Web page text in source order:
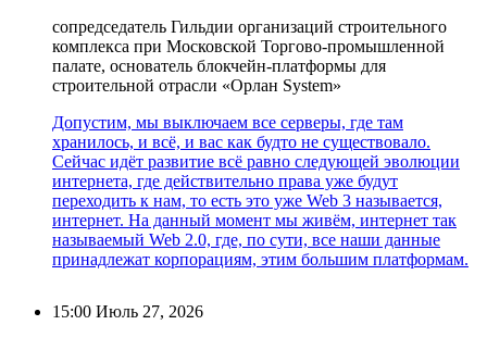
сопредседатель Гильдии организаций строительного
комплекса при Московской Торгово-промышленной
палате, основатель блокчейн-платформы для
строительной отрасли «Орлан System»
Допустим, мы выключаем все серверы, где там
хранилось, и всё, и вас как будто не существовало.
Сейчас идёт развитие всё равно следующей эволюции
интернета, где действительно права уже будут
переходить к нам, то есть это уже Web 3 называется,
интернет. На данный момент мы живём, интернет так
называемый Web 2.0, где, по сути, все наши данные
принадлежат корпорациям, этим большим платформам.
15:00 Июль 27, 2026